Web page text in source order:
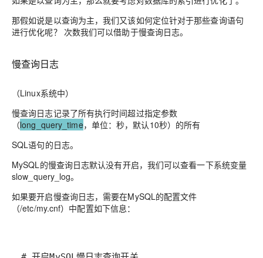
那假如说是以查询为主，我们又该如何定位针对于那些查询语句
进行优化呢？ 次数我们可以借助于慢查询日志。
慢查询日志
（Linux系统中）
慢查询日志记录了所有执行时间超过指定参数
（long_query_time，单位：秒，默认10秒）的所有
SQL语句的日志。
MySQL的慢查询日志默认没有开启，我们可以查看一下系统变量
slow_query_log。
如果要开启慢查询日志，需要在MySQL的配置文件
（/etc/my.cnf）中配置如下信息：